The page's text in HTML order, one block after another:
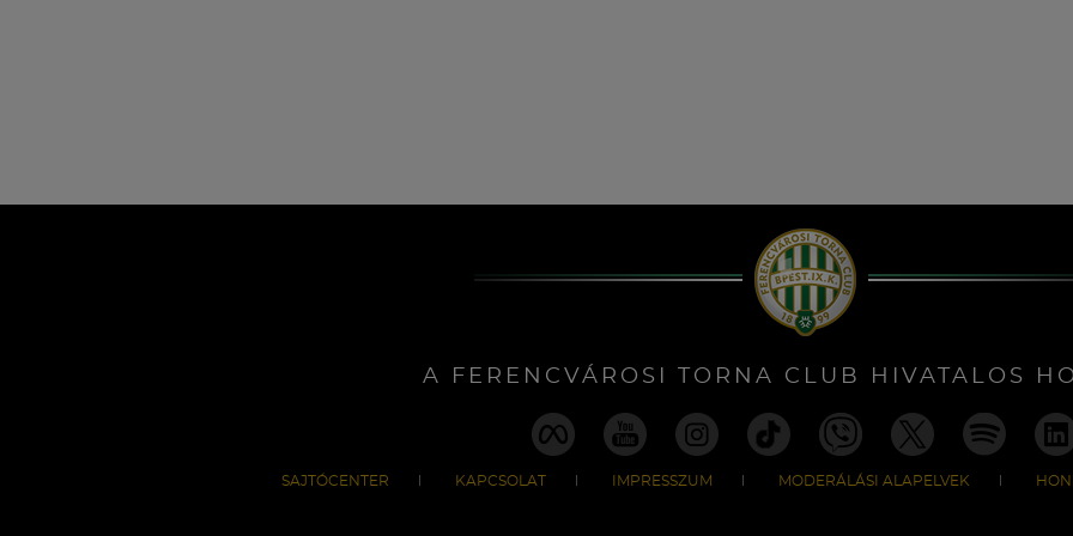
A FERENCVÁROSI TORNA CLUB HIVATALOS
SAJTÓCENTER KAPCSOLAT IMPRESSZUM MODERÁLÁSI ALAPELVEK